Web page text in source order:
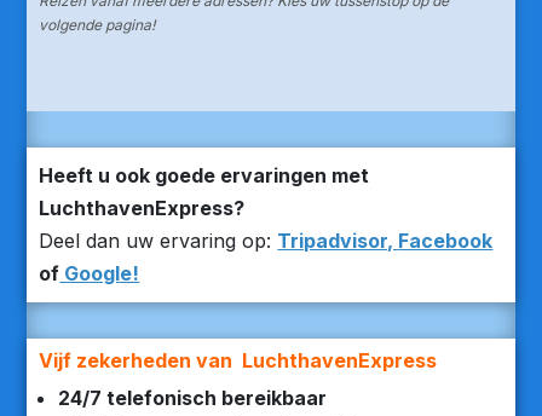
volgende pagina!
Heeft u ook goede ervaringen met
LuchthavenExpress?
Deel dan uw ervaring op: Tripadvisor, Facebook
of Google!
Vijf zekerheden van LuchthavenExpress
24/7 telefonisch bereikbaar